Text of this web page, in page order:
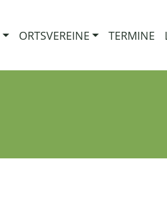
ORTSVEREINE TERMINE